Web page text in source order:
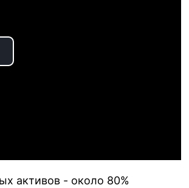
активов - около 80%